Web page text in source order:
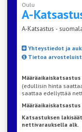
Oulu
A-
A-Katsastus -
Yhteystiedot ja
Tietoa
(edullisin hinta
saattaa edellyttää
Katsastuksen
nettivarauksella alk.